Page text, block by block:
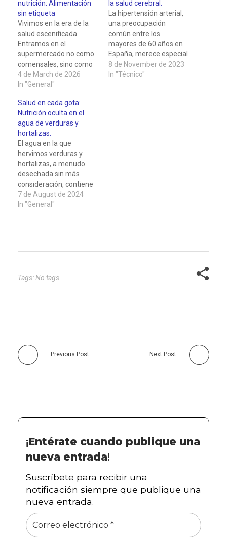
nutrición: Alimentación
sin etiqueta
Vivimos en la era de la
salud escenificada.
Entramos en el
supermercado no como
comensales, sino como
fieles en busca de
reliquias. Un azúcar que
sal que cure el espíritu o
un aceite que evoque
selvas lejanas. Hemos
fragmentado la realidad
en un espejo donde lo…
4 de March de 2026
In "General"
la salud cerebral.
La hipertensión arterial,
una preocupación
común entre los
mayores de 60 años en
España, merece especial
atención en lo que
respecta a sus
8 de November de 2023
In "Técnico"
Salud en cada gota:
Nutrición oculta en el
agua de verduras y
hortalizas.
El agua en la que
hervimos verduras y
hortalizas, a menudo
desechada sin más
consideración, contiene
una riqueza de
nutrientes que puede
en un proceso más
7 de August de 2024
In "General"
Tags: No tags
Previous Post Next Post
¡Entérate cuando publique una
nueva entrada!
Suscríbete para recibir una
notificación siempre que publique una
nueva entrada.